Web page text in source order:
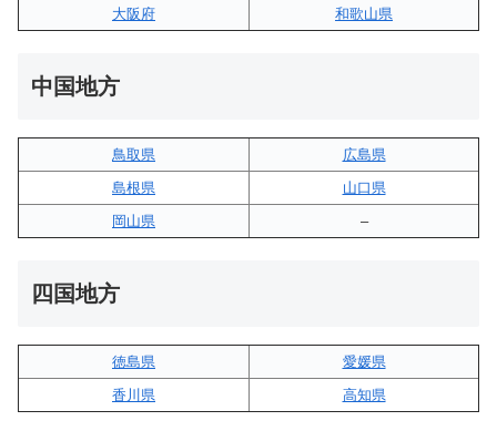
大阪府
和歌山県
中国地方
鳥取県
広島県
島根県
山口県
岡山県
–
四国地方
徳島県
愛媛県
香川県
高知県